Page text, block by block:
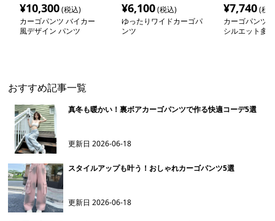
¥10,300(税込)
カーゴパンツ バイカー
風デザイン パンツ
¥6,100(税込)
ゆったりワイドカーゴパ
ンツ
¥7,740(税
カーゴパンツ
シルエット多
おすすめ記事一覧
真冬も暖かい！裏ボアカーゴパンツで作る快適コーデ5選
更新日2026-06-18
スタイルアップも叶う！おしゃれカーゴパンツ5選
更新日2026-06-18